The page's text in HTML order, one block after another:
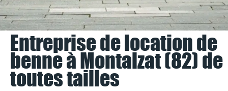
Entreprise de location de
benne à Montalzat (82) de
toutes tailles